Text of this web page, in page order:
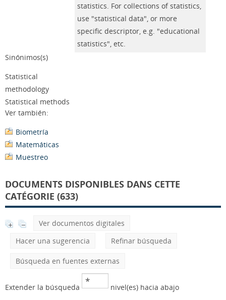
statistics. For collections of statistics,
use "statistical data", or more
specific descriptor, e.g. "educational
statistics", etc.
Sinónimos(s)
Statistical
methodology
Statistical methods
Ver también:
Biometría
Matemáticas
Muestreo
DOCUMENTS DISPONIBLES DANS CETTE
CATÉGORIE (633)
Ver documentos digitales
Hacer una sugerencia
Refinar búsqueda
Búsqueda en fuentes externas
Extender la búsqueda nivel(es) hacia abajo